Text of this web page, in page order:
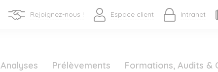
Rejoignez-nous ! Espace client Intranet
Analyses Prélèvements Formations, Audits &